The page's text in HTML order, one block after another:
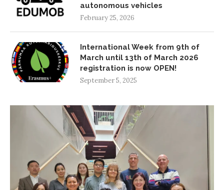
autonomous vehicles
February 25, 2026
International Week from 9th of
March until 13th of March 2026
registration is now OPEN!
September 5, 2025